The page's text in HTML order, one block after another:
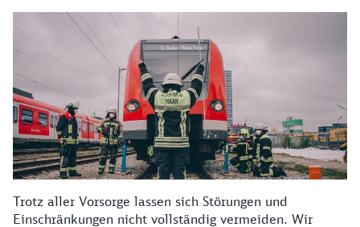
Trotz aller Vorsorge lassen sich Störungen und
Einschränkungen nicht vollständig vermeiden. Wir